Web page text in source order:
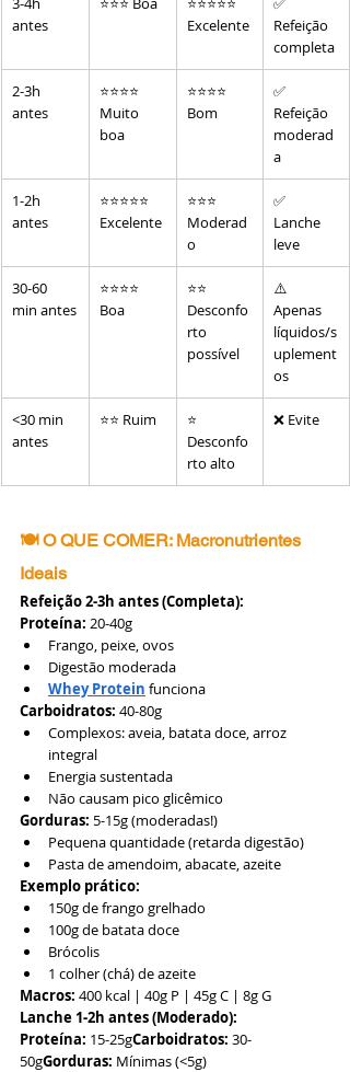
antes
Excelente
Refeição
completa
2-3h
antes
⭐⭐⭐⭐
Muito
boa
⭐⭐⭐⭐
Bom
✅
Refeição
moderad
a
1-2h
antes
⭐⭐⭐⭐⭐
Excelente
⭐⭐⭐
Moderad
o
✅
Lanche
leve
30-60
min antes
⭐⭐⭐⭐
Boa
⭐⭐
Desconfo
rto
possível
⚠️
Apenas
líquidos/s
uplement
os
<30 min
antes
⭐⭐ Ruim
⭐
Desconfo
rto alto
❌ Evite
🍽️ O QUE COMER: Macronutrientes
Ideais
Refeição 2-3h antes (Completa):
Proteína: 20-40g
Frango, peixe, ovos
Digestão moderada
Whey Protein funciona
Carboidratos: 40-80g
Complexos: aveia, batata doce, arroz
integral
Energia sustentada
Não causam pico glicêmico
Gorduras: 5-15g (moderadas!)
Pequena quantidade (retarda digestão)
Pasta de amendoim, abacate, azeite
Exemplo prático:
150g de frango grelhado
100g de batata doce
Brócolis
1 colher (chá) de azeite
Macros: 400 kcal | 40g P | 45g C | 8g G
Lanche 1-2h antes (Moderado):
Proteína: 15-25gCarboidratos: 30-
50gGorduras: Mínimas (<5g)